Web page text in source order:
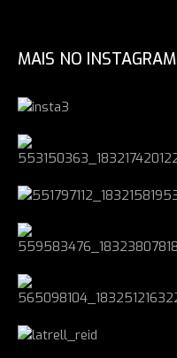
MAIS NO INSTAGRAM